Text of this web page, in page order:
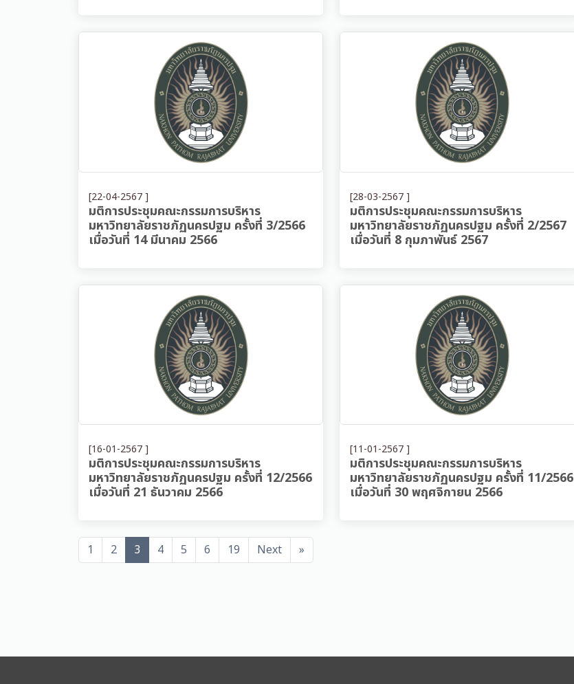
[22-04-2567 ]
มติการประชุมคณะกรรมการบริหาร
มหาวิทยาลัยราชภัฏนครปฐม ครั้งที่ 3/2566
เมื่อวันที่ 14 มีนาคม 2566
[28-03-2567 ]
มติการประชุมคณะกรรมการบริหาร
มหาวิทยาลัยราชภัฏนครปฐม ครั้งที่ 2/2567
เมื่อวันที่ 8 กุมภาพันธ์ 2567
[16-01-2567 ]
มติการประชุมคณะกรรมการบริหาร
มหาวิทยาลัยราชภัฏนครปฐม ครั้งที่ 12/2566
เมื่อวันที่ 21 ธันวาคม 2566
[11-01-2567 ]
มติการประชุมคณะกรรมการบริหาร
มหาวิทยาลัยราชภัฏนครปฐม ครั้งที่ 11/2566
เมื่อวันที่ 30 พฤศจิกายน 2566
1 2 3 4 5 6 19 Next »